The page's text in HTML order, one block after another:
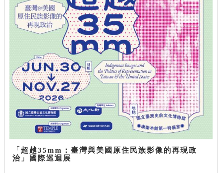
「超越35mm：臺灣與美國原住民族影像的再現政
治」國際巡迴展